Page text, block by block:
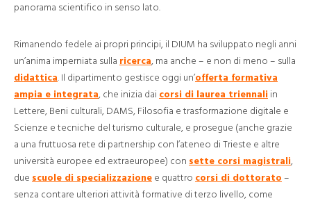
panorama scientifico in senso lato.
Rimanendo fedele ai propri principi, il DIUM ha sviluppato negli anni
un’anima imperniata sulla ricerca, ma anche – e non di meno – sulla
didattica. Il dipartimento gestisce oggi un’offerta formativa
ampia e integrata, che inizia dai corsi di laurea triennali in
Lettere, Beni culturali, DAMS, Filosofia e trasformazione digitale e
Scienze e tecniche del turismo culturale, e prosegue (anche grazie
a una fruttuosa rete di partnership con l’ateneo di Trieste e altre
università europee ed extraeuropee) con sette corsi magistrali,
due scuole di specializzazione e quattro corsi di dottorato –
senza contare ulteriori attività formative di terzo livello, come